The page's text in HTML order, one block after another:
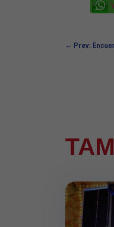
← Prev: